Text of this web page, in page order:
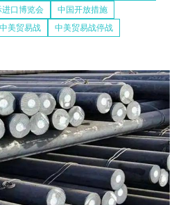
口博览会
中国开放措施
中美贸易战 中美贸易战停战